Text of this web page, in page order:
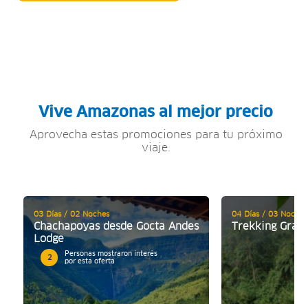
Vive Amazonas al mejor precio
Aprovecha estas promociones para tu próximo
viaje.
03 Días / 02 Noches
Chachapoyas desde Gocta Andes
Lodge
2
Personas mostraron interés
por esta oferta
04 Días / 03 Noches
Trekking